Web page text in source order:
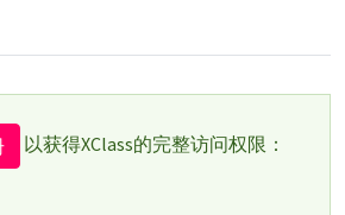
以获得XClass的完整访问权限：